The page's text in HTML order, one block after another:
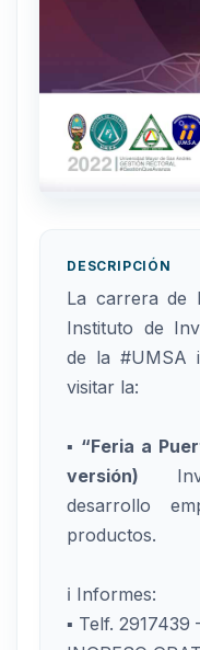
DESCRIPCIÓN
La carrera de
Instituto de
de la #UMSA
visitar la:
▪ “Feria a
versión)
desarrollo
productos.
ℹ Informes:
▪ Telf. 2917439